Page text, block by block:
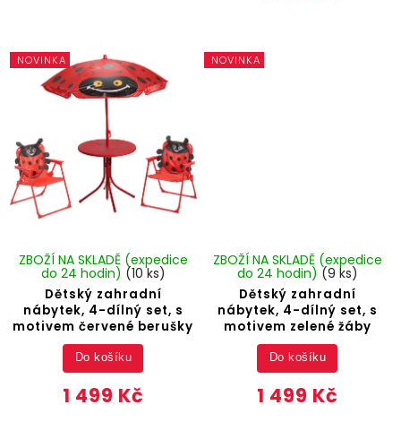
NOVINKA
Dětský zahradní
nábytek, 4-dílný set, s
motivem červené berušky
ZBOŽÍ NA SKLADĚ (expedice
do 24 hodin) (10 ks)
1 499 Kč
Do košíku
NOVINKA
Dětský zahradní
nábytek, 4-dílný set, s
motivem zelené žáby
ZBOŽÍ NA SKLADĚ (expedice
do 24 hodin) (9 ks)
1 499 Kč
Do košíku